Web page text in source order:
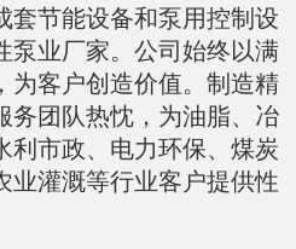
套节能设备和泵用控制设
泵业厂家。公司始终以满
为客户创造价值。制造精
务团队热忱，为油脂、冶
利市政、电力环保、煤炭
业灌溉等行业客户提供性